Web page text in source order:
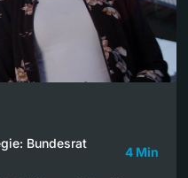
Bundesrat
4 Min